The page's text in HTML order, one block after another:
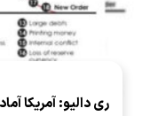
ری دالیو: آمریکا